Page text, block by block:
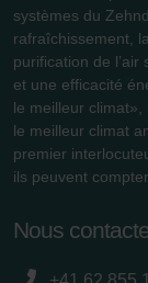
Pour plus de
connaissance
Zehnder Group
Zehnder Group
osobních údajů
Zehnder Group
systèmes du
rafraîchissement,
purification de
et une efficacité
le meilleur climat»,
le meilleur climat
premier
ils peuvent compter.
Nous